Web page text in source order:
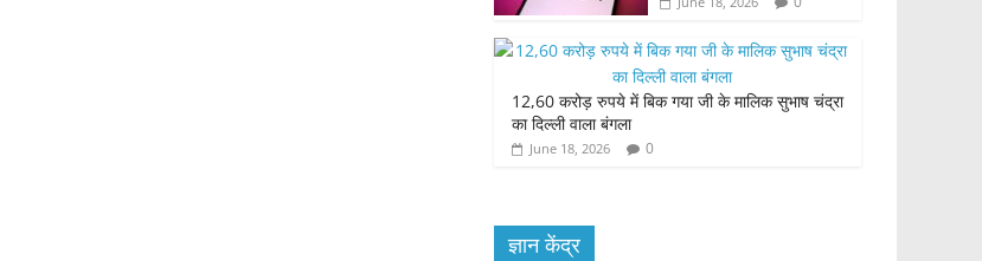
12,60 करोड़ रुपये में बिक गया जी के मालिक सुभाष चंद्रा
का दिल्ली वाला बंगला
June 18, 2026 0
ज्ञान केंद्र